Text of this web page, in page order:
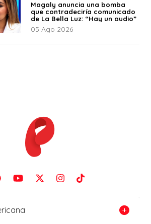
Magaly anuncia una bomba
que contradeciría comunicado
de La Bella Luz: “Hay un audio”
05 Ago 2026